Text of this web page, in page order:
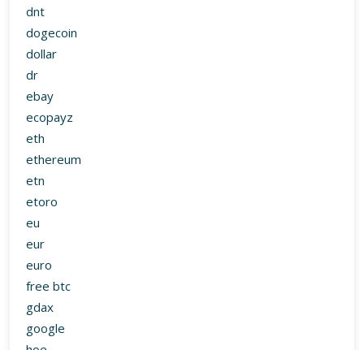
dnt
dogecoin
dollar
dr
ebay
ecopayz
eth
ethereum
etn
etoro
eu
eur
euro
free btc
gdax
google